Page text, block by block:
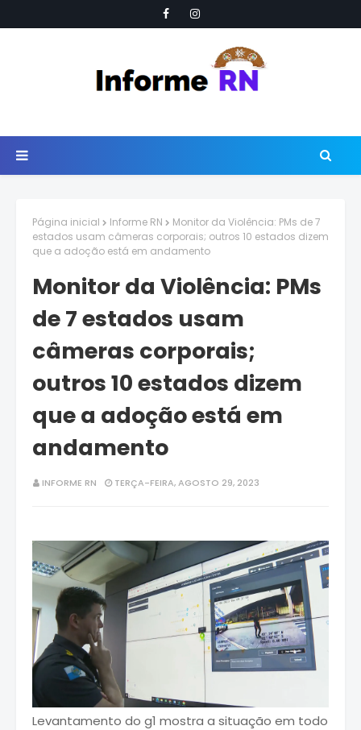
Página inicial Informe RN
Monitor da Violência: PMs de 7
estados usam câmeras corporais; outros 10 estados dizem
que a adoção está em andamento
Monitor da Violência: PMs
de 7 estados usam
câmeras corporais;
outros 10 estados dizem
que a adoção está em
andamento
INFORME RN TERÇA-FEIRA, AGOSTO 29, 2023
Levantamento do g1 mostra a situação em todo o país. Letalidade policial está abaixo da média em quatro dos sete estados que usam os equipamentos. PM observa imagem de câmera em uniforme de agente no Rio Reprodução/ TV Globo A maioria dos estados brasileiros já adota, está testando ou avaliando a utilização de câmeras operacionais portáteis por forças de segurança. É o que aponta um levantamento do Monitor da Violência, do g1, publicado nesta terça (29), feito com base na Lei de Acesso à Informação e consulta às assessorias de imprensa dos 26 estados mais o Distrito Federal. As câmeras são acopladas aos uniformes dos policiais e registram operações, abordagens ou atividades de rotina (a depender do estado). Esta é uma política pública utilizada em diversos países do mundo com a justificativa de reduzir o uso indevido de força, aumentar mecanismos de controle e melhorar a produtividade. Esta reportagem faz parte do Monitor da Violência, uma parceria do g1 com o Núcleo de Estudos da Violência da USP (NEV-USP) e do Fórum Brasileiro de Segurança Pública (FBSP). O levantamento do Monitor da Violência aponta que: As PMs de 7 estados utilizam câmeras operacionais portáteis em algum grau – o que representa 25% das unidades da federação do país. São eles: Minas Gerais, Pará, Rio de Janeiro, Rio Grande do Norte, Rondônia, Santa Catarina e São Paulo; SP é o estado com mais equipamentos até o momento: mais de 10 mil. Este número representa 52% do efetivo operacional da PM paulista; Já 10 estados afirmam que a adoção das câmeras está em andamento. Eles estão em estágios diferentes: alguns afirmam que estão elaborando editais de licitação para a compra dos equipamentos; outros dizem que já estão com o processo de licitação em andamento ou em fase de testes das câmeras; Outras 9 unidades da federação afirmam que estão em estágios anteriores, de realização de estudos de viabilidade e avaliações sobre a utilização das câmeras; Por fim, apenas o Maranhão informou não utilizar e não deu detalhes sobre avaliar o uso de câmeras. A letalidade policial em 2022 foi abaixo da média nacional em quatro dos sete estados que usam câmeras corporais: Minas Gerais, Rondônia, Santa Catarina e São Paulo, segundo o Anuário Brasileiro da Segurança Pública, divulgado em julho de 2023 pelo Fórum Brasileiro da Segurança Pública. Em três estados, foi maior que a média: Pará, Rio Grande do Norte e Rio de Janeiro. "A adoção da câmera é um sinônimo de profissionalização e tem sido enxergada por várias corporações não só como um instrumento que pode eventualmente servir como mecanismo de controle, mas, mais do que isso, como um equipamento de proteção individual, que dá mais segurança para o policial que está na ponta", diz Samira Bueno, diretora-executiva do Fórum Brasileiro da Segurança Pública. Samira ressalta que ainda existem lacunas na regulamentação nos estados que já utilizam as bodycams e cita como exemplo a denúncia da Defensoria Pública do Rio de Janeiro de que a Polícia Militar do estado teria editado e deletado imagens das câmeras enviadas ao órgão. "Tem estados que falavam em comodato, locaram as câmeras, outros que fizeram a aquisição, compraram. Os estados que compraram a gente não sabe como funciona, por exemplo, o esquema de manutenção dessas câmeras, como é que faz reposição da tecnologia, já que é uma tecnologia que muda tão rapidamente, a gente não sabe como se faz essa cadeia de custódia", diz. Estados que usam câmeras corporais nos uniformes dos policiais. Kayan Albertin/g1 Veja os status de todos os estados no fim desta reportagem, que também vai te mostrar: Quais são os estados pioneiros no uso de câmeras; Execuções flagradas por câmeras nos últimos anos; A situação da política das câmeras em cada estado. Entre esta terça-feira (29) e quinta (31), o Ministério da Justiça realiza o 1º Encontro Técnico Nacional sobre Câmeras Corporais e Segurança Pública do país. O evento, que acontece em Brasília, reúne profissionais de segurança pública federais, estaduais e municipais de polícias militares, civis, bombeiros, entre outros. Segundo o governo, o objetivo do encontro é discutir o uso dos equipamentos e “aprimorar os processos organizacionais nas instituições por meio da implantação do Projeto Nacional de Câmeras Corporais, cujo objetivo é qualificar as evidências criminais e proteger os policiais e os cidadãos em interações cotidianas”. Uso das câmeras estado a estado Entenda como funcionam as câmeras corporais usadas pela PM de São Paulo O levantamento do g1 aponta que, mesmo sendo uma política pública nova, a adoção das câmeras por forças de segurança está em alta e em expansão no país. Foram quatro anos entre o primeiro estado - Santa Catarina - começar a usar os equipamentos e agora, quando a maioria já utiliza ou avalia e testa o uso das câmeras. Por isso, a reportagem buscou entender quais são as possíveis especificidades e os diferentes funcionamentos dos programas já disponíveis no país. Os sete estados cujas Polícias Militares utilizam câmeras fazem isso de formas e alcances distintos. As diferenças vão desde a forma como as câmeras são adquiridas – por compra ou comodato (empréstimo) – até a forma de acionamento e disponibilização das imagens. Além disso, enquanto há estados em que uma parte considerável dos batalhões e dos policiais usam câmeras, como São Paulo e Santa Catarina, há outros em que o uso ainda é muito tímido frente ao efetivo total, como Rio Grande do Norte. Pioneiros O estado de Santa Catarina foi o primeiro a adotar a tecnologia, em 2019. Um ano depois, em 2020, foi a vez do governo de São Paulo investir nos equipamentos, logo depois de recordes de letalidade policial. Dois anos depois, em 2022, com a ampliação da tecnologia para 62 batalhões, a corporação teve o menor número de mortes por PMs na série histórica, com queda de 80% na mortalidade de adolescentes em intervenções policiais. No ano seguinte, com o governo Tarcísio Freitas (Republicanos), a aquisição de novos equipamentos foi congelada durante o primeiro semestre. A gestão, no entanto, afirmou na época que mantinha a intenção de ampliar o programa. As câmeras, no entanto, não são sozinhas garantia de redução da letalidade policial, segundo Samira Bueno. "Existem vários estudos que colocam isso como hipótese, porque em muitos casos o uso da câmera foi implantada justamente pensando na redução dos níveis de força da polícia, mas isso não foi verificado, principalmente em várias polícias norte-americanas", diz. Ela cita o caso do estado de São Paulo como exemplo de que decisões políticas podem diminuir a efetividade das câmeras. "No final das contas, todo esse avanço tecnológico mostra que se não tiver uma decisão política por trás, no sentido de controlar excessos - que é o caso de São Paulo e Rio de Janeiro, que vieram com muita força nesse foco - a tecnologia não faz milagre". Como funcionam as câmeras corporais da Polícia Militar de São Paulo Arte/g1 Flagrantes de abusos Pouco mais de um ano depois da adoção das câmeras em São Paulo, a tecnologia ajudou a flagrar PMs que executaram um suspeito em fuga que estava desarmado e rendido. O caso ocorreu em São José dos Campos, no dia 9 de setembro de 2021. Toda a ação foi gravada pelas câmeras portáteis, acopladas ao peito dos policiais (veja o vídeo abaixo). Imagens exclusivas mostram a execução de um suspeito desarmado e dominado Nas imagens, os policiais cercam os assaltantes, que estavam em um carro batido em poste após a perseguição. Mesmo com as mãos para o alto, o suspeito Vinicius Castro Gomes é morto por um dos policiais com três tiros de fuzil. Após a ação, os agentes tentam alterar a cena do crime para parecer que tinha acontecido um confronto. Os flagrantes das imagens levaram os policiais a responderem na justiça por conta do homicídio, considerado pela Corregedoria da PM o 1º caso no estado em que as câmeras flagraram uma execução policial. Os aparelhos, no entanto, ainda não são garantia de transparência em todas as ações policiais. Em uma das operações mais letais da história da PM paulista, há um mês, no Guarujá, apenas 6 das 16 mortes foram gravadas pelos equipamentos. A justificativa é de que as câmeras estavam descarregadas ou com problemas. Problemas com equipamentos também ocorrem no Rio de Janeiro, onde a Defensoria Pública do estado apontou em relatório que teve sucesso em apenas 8 de 90 pedidos de acesso às imagens das câmeras corporais à PM. A corporação afirmou que os pedidos de acesso foram feitos após o tempo limite de armazenamento das imagens. Câmeras na mira dos estados Depois de Santa Catarina e São Paulo, cinco estados adotaram a tecnologia: Minas Gerais, Pará, Rio de Janeiro, Rio Grande do Norte e Rondônia. Outros dez estados pretendem usar as câmeras portáteis, mas estão em estágios diferentes. No Espírito Santo, por exemplo, o governo informou estar ainda elaborando os editais de licitação para compra dos equipamentos. Já o governo estadual de Roraima informou, por meio de assessoria de imprensa, que já têm câmeras disponíveis em batalhões e unidades das forças policiais, mas ainda precisa realizar treinamentos e ajustes operacionais. Outros oito estados consideram o uso dos equipamentos, mas estão em fases anteriores, como estudos de viabilidade e a utilização das câmeras. Algumas dessas unidades federativas afirmaram que aguardam orientações ou recursos do Ministério da Justiça para implementarem a medida. Um deles é Amazonas, em que a Secretaria de Segurança Pública informou ainda aguardar o resultado de estudos realizados pelo Ministério da Justiça sobre os equipamentos. O estado do Maranhão foi o único a informar que não utiliza os equipamentos e não avalia seu uso. Veja mais informações sobre cada estado, de acordo com o estado de implementação da tecnologia: Em uso: Minas Gerais Pará Rio de Janeiro Rio Grande do Norte Rondônia São Paulo Santa Catarina Em fase de licitação ou testes: Acre Alagoas Amapá Bahia Espírito Santo Paraná Pernambuco Piauí Rio Gran